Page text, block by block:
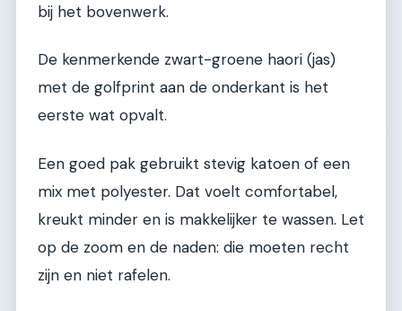
bij het bovenwerk.
De kenmerkende zwart-groene haori (jas)
met de golfprint aan de onderkant is het
eerste wat opvalt.
Een goed pak gebruikt stevig katoen of een
mix met polyester. Dat voelt comfortabel,
kreukt minder en is makkelijker te wassen. Let
op de zoom en de naden: die moeten recht
zijn en niet rafelen.